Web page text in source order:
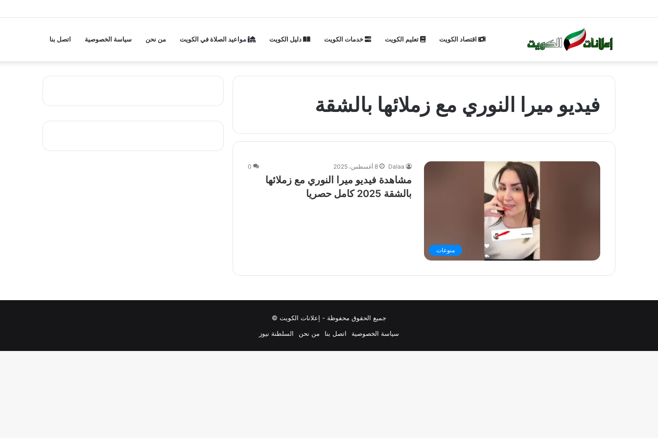
اقتصاد الكويت تعليم الكويت خدمات الكويت دليل الكويت مواعيد الصلاة في الكويت من نحن سياسة الخصوصية اتصل بنا
فيديو ميرا النوري مع زملائها بالشقة
منوعات
Dalaa 8 أغسطس، 2025 0
مشاهدة فيديو ميرا النوري مع زملائها
بالشقة 2025 كامل حصريا
جميع الحقوق محفوظة - إعلانات الكويت ©
سياسة الخصوصية
اتصل بنا من نحن السلطنة نيوز